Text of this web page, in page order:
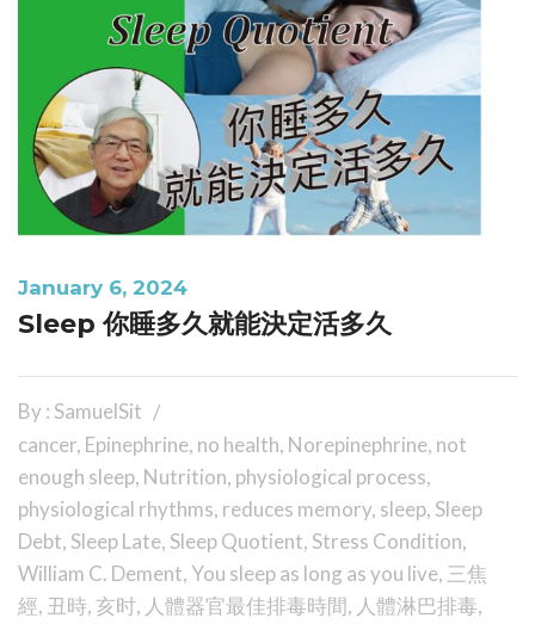
January 6, 2024
Sleep 你睡多久就能決定活多久
By : SamuelSit
cancer, Epinephrine, no health, Norepinephrine, not
enough sleep, Nutrition, physiological process,
physiological rhythms, reduces memory, sleep, Sleep
Debt, Sleep Late, Sleep Quotient, Stress Condition,
William C. Dement, You sleep as long as you live, 三焦
經, 丑時,亥时, 人體器官最佳排毒時間, 人體淋巴排毒,